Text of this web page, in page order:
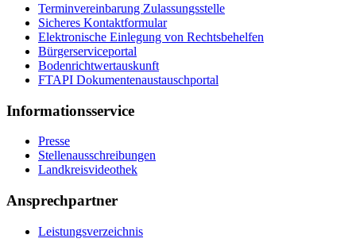
Terminvereinbarung Zulassungsstelle
Sicheres Kontaktformular
Elektronische Einlegung von Rechtsbehelfen
Bürgerserviceportal
Bodenrichtwertauskunft
FTAPI Dokumentenaustauschportal
Informationsservice
Presse
Stellenausschreibungen
Landkreisvideothek
Ansprechpartner
Leistungsverzeichnis